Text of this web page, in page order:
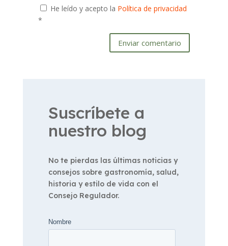
He leído y acepto la Política de privacidad
*
Enviar comentario
Suscríbete a
nuestro blog
No te pierdas las últimas noticias y
consejos sobre gastronomía, salud,
historia y estilo de vida con el
Consejo Regulador.